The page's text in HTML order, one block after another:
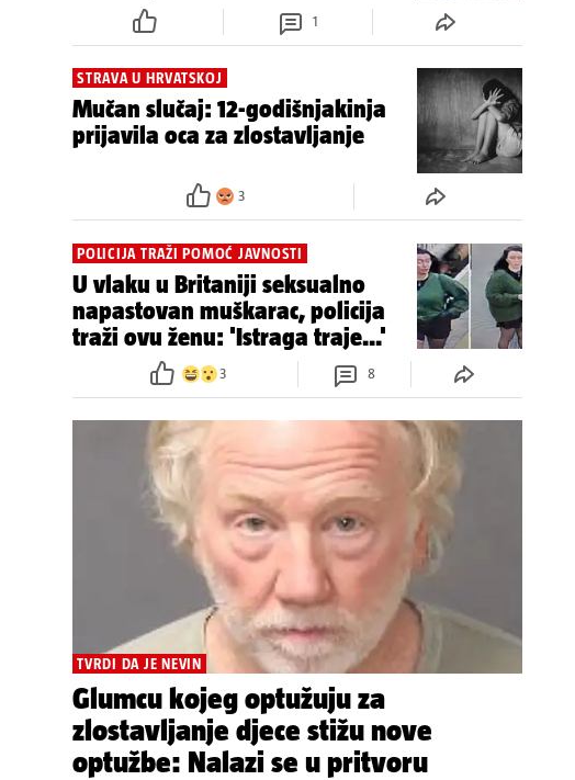
1
STRAVA U HRVATSKOJ
Mučan slučaj: 12-godišnjakinja
prijavila oca za zlostavljanje
3
POLICIJA TRAŽI POMOĆ JAVNOSTI
U vlaku u Britaniji seksualno
napastovan muškarac, policija
traži ovu ženu: 'Istraga traje...'
3 8
TVRDI DA JE NEVIN
Glumcu kojeg optužuju za
zlostavljanje djece stižu nove
optužbe: Nalazi se u pritvoru